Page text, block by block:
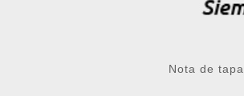
Nota de tapa